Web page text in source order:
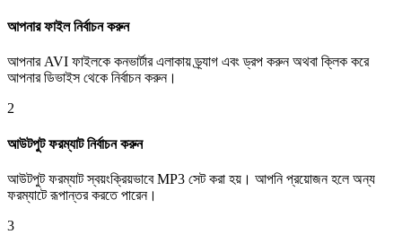
আপনার ফাইল নির্বাচন করুন
আপনার AVI ফাইলকে কনভার্টার এলাকায় ড্র্যাগ এবং ড্রপ করুন অথবা ক্লিক করে
আপনার ডিভাইস থেকে নির্বাচন করুন।
2
আউটপুট ফরম্যাট নির্বাচন করুন
আউটপুট ফরম্যাট স্বয়ংক্রিয়ভাবে MP3 সেট করা হয়। আপনি প্রয়োজন হলে অন্য
ফরম্যাটে রূপান্তর করতে পারেন।
3